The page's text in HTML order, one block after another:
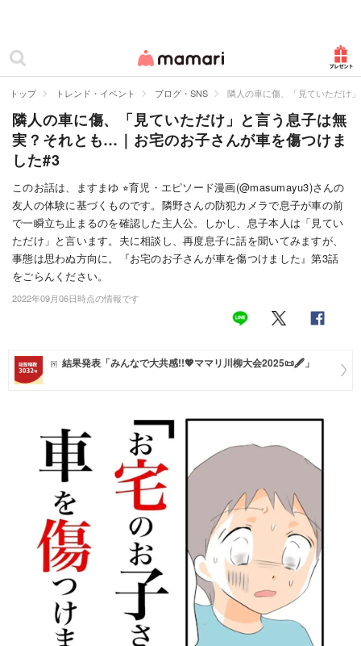
ママリ
カテゴリー一覧
妊娠
出産
赤ちゃん・育児
子育て・家族
病院
美容・ファッション
住まい
マネー
トップ トレンド・イベント ブログ・SNS 隣人の車に傷、「見ていただけ
隣人の車に傷、「見ていただけ」と言う息子は無
実？それとも…｜お宅のお子さんが車を傷つけま
した#3
このお話は、ますまゆ ⭐︎育児・エピソード漫画(@masumayu3)さんの
友人の体験に基づくものです。隣野さんの防犯カメラで息子が車の前
で一瞬立ち止まるのを確認した主人公。しかし、息子本人は「見てい
ただけ」と言います。夫に相談し、再度息子に話を聞いてみますが、
事態は思わぬ方向に。『お宅のお子さんが車を傷つけました』第3話
をごらんください。
2022年09月06日時点の情報です
結果発表「みんなで大共感!!💖ママリ川柳大会2025📜🖋️」